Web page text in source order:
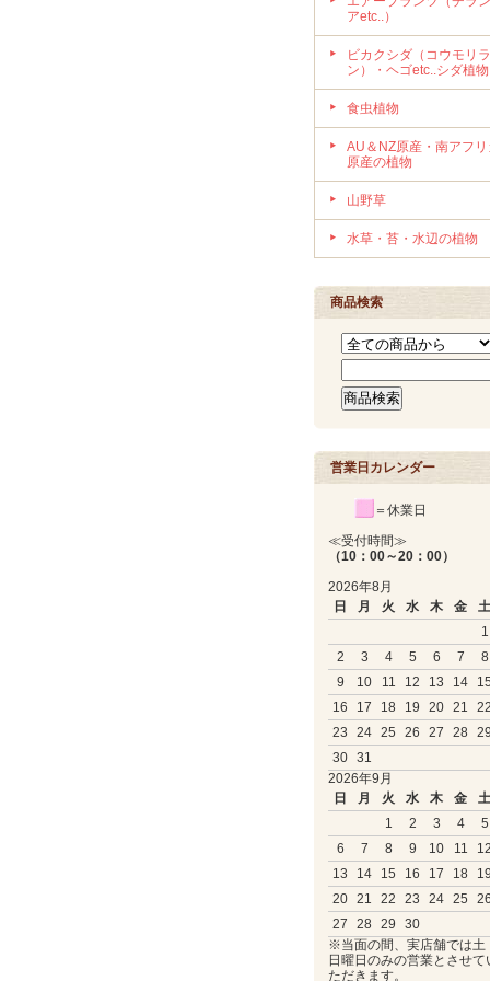
アetc..）
ビカクシダ（コウモリラ
ン）・ヘゴetc..シダ植物
食虫植物
AU＆NZ原産・南アフリ
原産の植物
山野草
水草・苔・水辺の植物
商品検索
営業日カレンダー
＝休業日
≪受付時間≫
（10：00～20：00）
2026年8月
日
月 火 水 木 金
土
1
2
3 4 5 6 7
8
9
10 11 12 13 14
15
16
17 18 19 20 21
22
23
24 25 26 27 28 29
30 31
2026年9月
日
月 火 水 木 金
土
1
2 3 4
5
6
7 8 9 10 11
12
13
14 15 16 17 18
19
20 21 22 23 24 25
26
27
28 29
30
※当面の間、実店舗では土
日曜日のみの営業とさせて
ただきます。